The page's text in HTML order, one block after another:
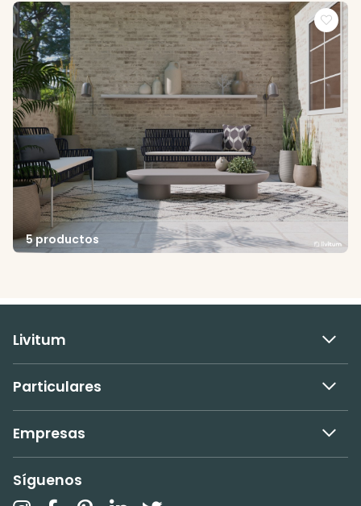
5 productos
Livitum
Particulares
Empresas
Síguenos